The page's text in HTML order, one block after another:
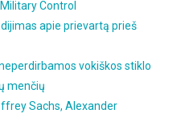
Control
apie prievartą prieš
vokiškos stiklo
menčių
Sachs, Alexander